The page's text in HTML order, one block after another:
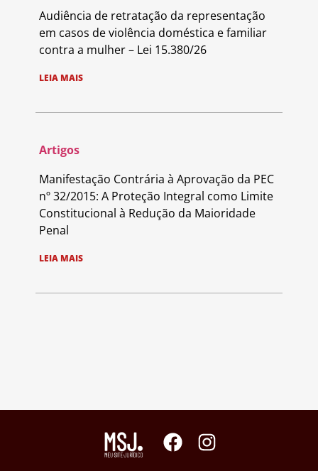
Audiência de retratação da representação
em casos de violência doméstica e familiar
contra a mulher – Lei 15.380/26
LEIA MAIS
Artigos
Manifestação Contrária à Aprovação da PEC
nº 32/2015: A Proteção Integral como Limite
Constitucional à Redução da Maioridade
Penal
LEIA MAIS